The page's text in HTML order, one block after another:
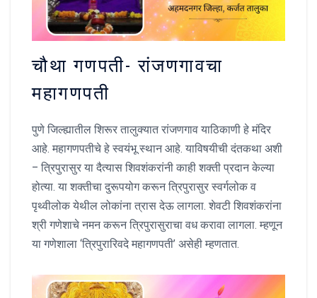
चौथा गणपती- रांजणगावचा
महागणपती
पुणे जिल्ह्यातील शिरूर तालुक्यात रांजणगाव याठिकाणी हे मंदिर
आहे. महागणपतीचे हे स्वयंभू स्थान आहे. याविषयीची दंतकथा अशी
– त्रिपुरासुर या दैत्यास शिवशंकरांनी काही शक्ती प्रदान केल्या
होत्या. या शक्तीचा दुरूपयोग करून त्रिपुरासुर स्वर्गलोक व
पृथ्वीलोक येथील लोकांना त्रास देऊ लागला. शेवटी शिवशंकरांना
श्री गणेशाचे नमन करून त्रिपुरासुराचा वध करावा लागला. म्हणून
या गणेशाला ‘त्रिपुरारिवदे महागणपती’ असेही म्हणतात.